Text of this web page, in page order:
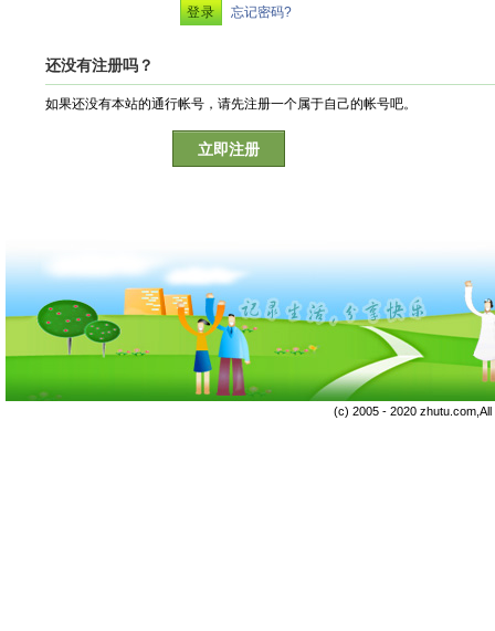
忘记密码?
还没有注册吗？
如果还没有本站的通行帐号，请先注册一个属于自己的帐号吧。
立即注册
(c) 2005 - 2020